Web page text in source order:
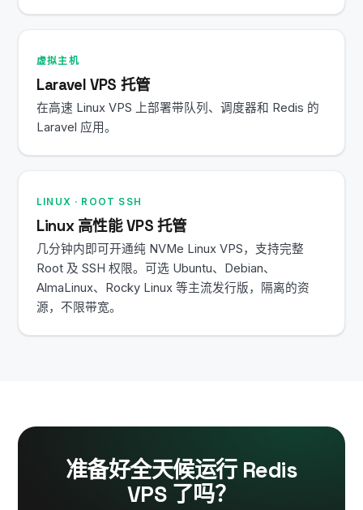
虚拟主机
Laravel VPS 托管
在高速 Linux VPS 上部署带队列、调度器和 Redis 的
Laravel 应用。
LINUX · ROOT SSH
Linux 高性能 VPS 托管
几分钟内即可开通纯 NVMe Linux VPS，支持完整
Root 及 SSH 权限。可选 Ubuntu、Debian、
AlmaLinux、Rocky Linux 等主流发行版，隔离的资
源，不限带宽。
准备好全天候运行 Redis
VPS 了吗？